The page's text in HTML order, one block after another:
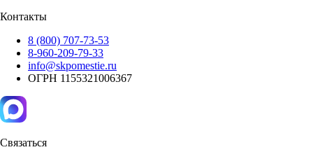
Контакты
8 (800) 707-73-53
8-960-209-79-33
info@skpomestie.ru
ОГРН 1155321006367
Связаться